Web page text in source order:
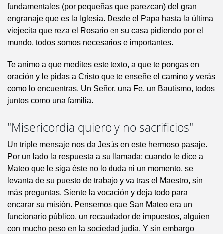
fundamentales (por pequeñas que parezcan) del gran
engranaje que es la Iglesia. Desde el Papa hasta la última
viejecita que reza el Rosario en su casa pidiendo por el
mundo, todos somos necesarios e importantes.
Te animo a que medites este texto, a que te pongas en
oración y le pidas a Cristo que te enseñe el camino y verás
como lo encuentras. Un Señor, una Fe, un Bautismo, todos
juntos como una familia.
"Misericordia quiero y no sacrificios"
Un triple mensaje nos da Jesús en este hermoso pasaje.
Por un lado la respuesta a su llamada: cuando le dice a
Mateo que le siga éste no lo duda ni un momento, se
levanta de su puesto de trabajo y va tras el Maestro, sin
más preguntas. Siente la vocación y deja todo para
encarar su misión. Pensemos que San Mateo era un
funcionario público, un recaudador de impuestos, alguien
con mucho peso en la sociedad judía. Y sin embargo